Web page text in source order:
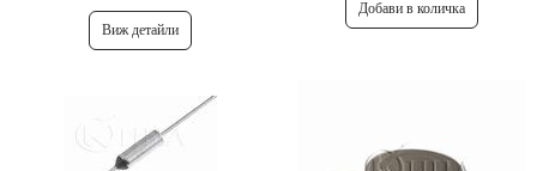
Виж детайли